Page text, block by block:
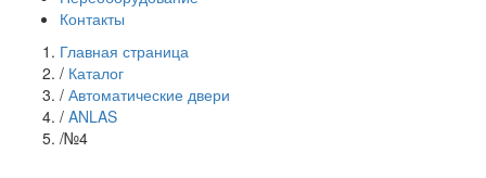
Контакты
Главная страница
/ Каталог
/ Автоматические двери
/ ANLAS
/№4